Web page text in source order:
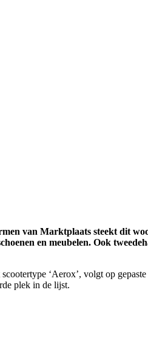
van Marktplaats steekt dit
en meubelen. Ook
‘Aerox’, volgt op
plek in de lijst.